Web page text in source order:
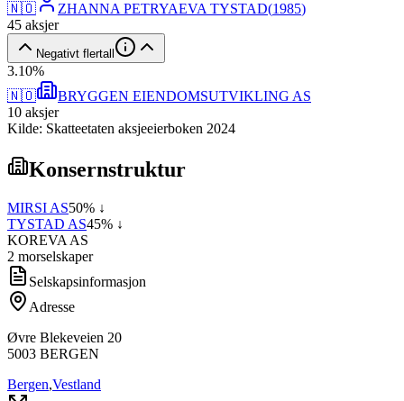
🇳🇴
ZHANNA PETRYAEVA TYSTAD(1985)
45 aksjer
Negativt flertall
3.10%
🇳🇴
BRYGGEN EIENDOMSUTVIKLING AS
10 aksjer
Kilde: Skatteetaten aksjeeierboken 2024
Konsernstruktur
MIRSI AS50% ↓
TYSTAD AS45% ↓
KOREVA AS
2 morselskaper
Selskapsinformasjon
Adresse
Øvre Blekeveien 20
5003 BERGEN
Bergen,Vestland